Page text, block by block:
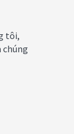
tôi,
chúng